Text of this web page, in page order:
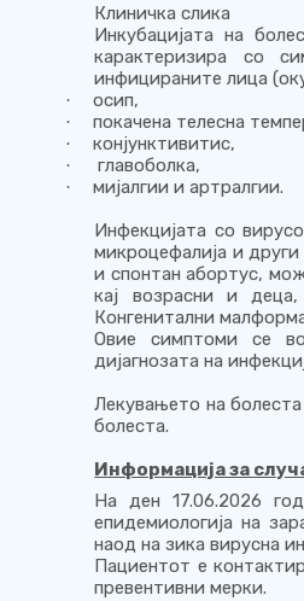
Клиничка слика
Инкубацијата на
карактеризира со
инфицираните лица
· осип,
· покачена телесна
· конјунктивитис,
· главоболка,
·
мијалгии и артралгии.
Инфекцијата со
микроцефалија и
и спонтан абортус,
кај возрасни и
Конгенитални
Овие симптоми се
дијагнозата на
Лекувањето на
болеста.
Информација за
На ден 17.06.2026
епидемиологија на
наод на зика вирусна
Пациентот е
превентивни мерки.